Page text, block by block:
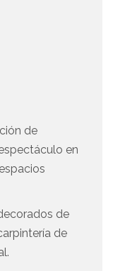
de
en
de
de